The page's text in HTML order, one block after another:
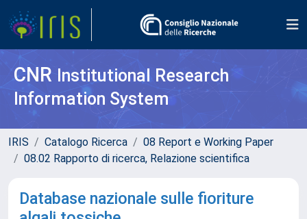
CNR Institutional Research
Information System
IRIS Catalogo Ricerca
08 Report e Working Paper
08.02 Rapporto di ricerca, Relazione scientifica
Database nazionale sulle fioriture